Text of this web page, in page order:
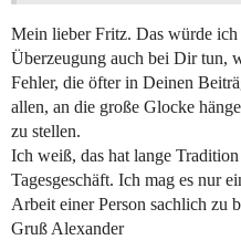
Mein lieber Fritz. Das würde
Überzeugung auch bei Dir tun,
Fehler, die öfter in Deinen
allen, an die große Glocke
zu stellen.
Ich weiß, das hat lange
Tagesgeschäft. Ich mag es nur
Arbeit einer Person sachlich zu
Gruß Alexander